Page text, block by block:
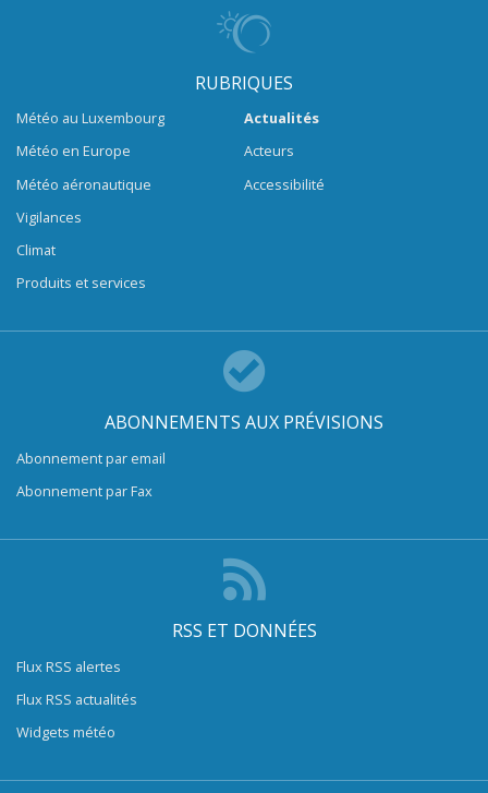
RUBRIQUES
Météo au Luxembourg
Météo en Europe
Météo aéronautique
Vigilances
Climat
Produits et services
Actualités
Acteurs
Accessibilité
ABONNEMENTS AUX PRÉVISIONS
Abonnement par email
Abonnement par Fax
RSS ET DONNÉES
Flux RSS alertes
Flux RSS actualités
Widgets météo